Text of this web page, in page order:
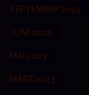
SEPTEMBER 2023
JUNI 2023
MAI 2023
MÄRZ 2023